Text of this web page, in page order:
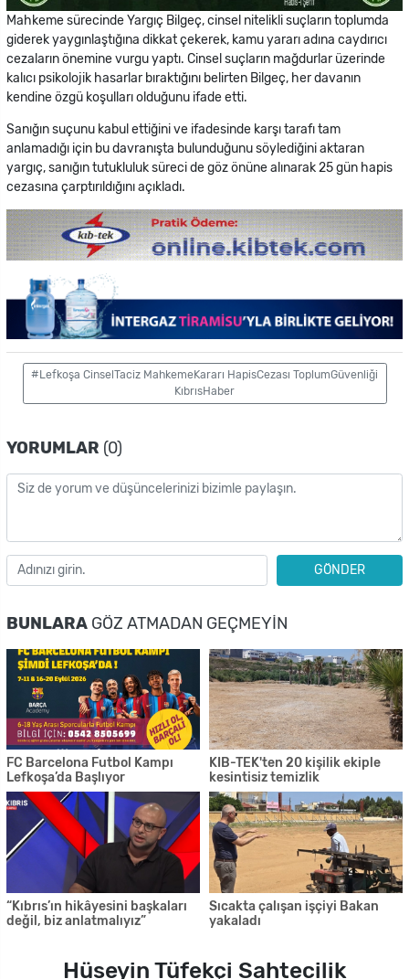
Mahkeme sürecinde Yargıç Bilgeç, cinsel nitelikli suçların toplumda
giderek yaygınlaştığına dikkat çekerek, kamu yararı adına caydırıcı
cezaların önemine vurgu yaptı. Cinsel suçların mağdurlar üzerinde
kalıcı psikolojik hasarlar bıraktığını belirten Bilgeç, her davanın
kendine özgü koşulları olduğunu ifade etti.
Sanığın suçunu kabul ettiğini ve ifadesinde karşı tarafı tam
anlamadığı için bu davranışta bulunduğunu söylediğini aktaran
yargıç, sanığın tutukluluk süreci de göz önüne alınarak 25 gün hapis
cezasına çarptırıldığını açıkladı.
#Lefkoşa CinselTaciz MahkemeKararı HapisCezası ToplumGüvenliği
KıbrısHaber
YORUMLAR (0)
GÖNDER
BUNLARA GÖZ ATMADAN GEÇMEYIN
FC Barcelona Futbol Kampı
Lefkoşa’da Başlıyor
KIB-TEK'ten 20 kişilik ekiple
kesintisiz temizlik
“Kıbrıs’ın hikâyesini başkaları
değil, biz anlatmalıyız”
Sıcakta çalışan işçiyi Bakan
yakaladı
Hüseyin Tüfekçi Sahtecilik